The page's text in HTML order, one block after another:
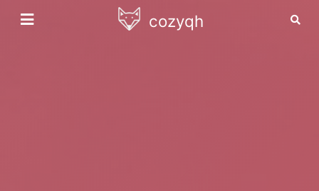
cozyqh